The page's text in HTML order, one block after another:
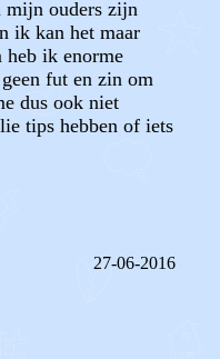
mijn ouders zijn
ik kan het maar
heb ik enorme
fut en zin om
dus ook niet
tips hebben of iets
27-06-2016